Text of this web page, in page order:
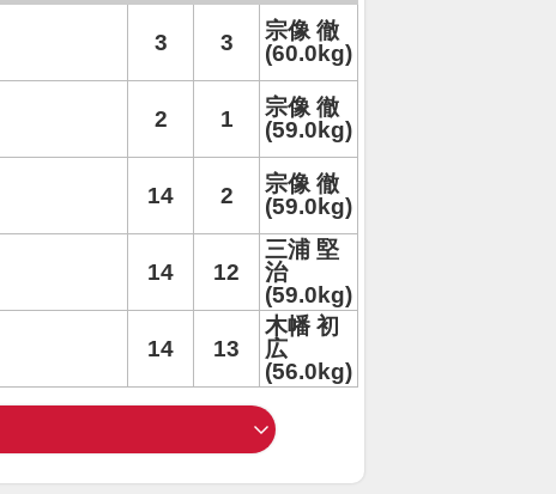
3 3
宗像 徹
(60.0kg)
2 1
宗像 徹
(59.0kg)
14 2
宗像 徹
(59.0kg)
14 12
三浦 堅
治
(59.0kg)
14 13
木幡 初
広
(56.0kg)